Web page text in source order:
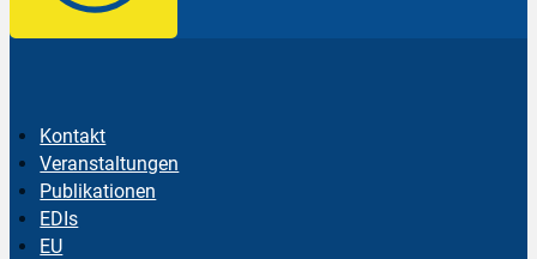
Kontakt
Veranstaltungen
Publikationen
EDIs
EU